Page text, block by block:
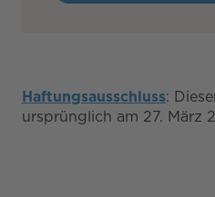
Haftungsausschluss:
ursprünglich am 27. März